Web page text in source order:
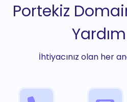
Portekiz
İhtiyacınız olan her